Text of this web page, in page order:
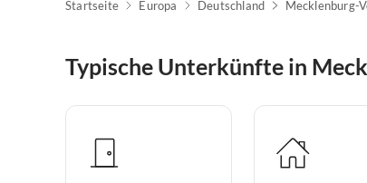
Startseite Europa Deutschland Mecklenburg-
Typische Unterkünfte in